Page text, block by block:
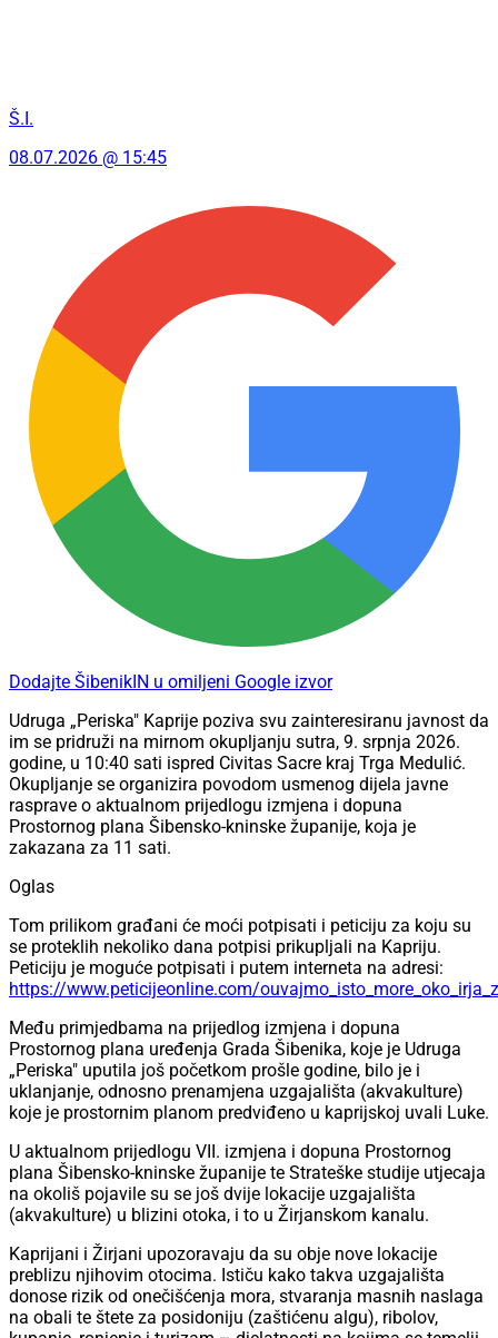
08.07.2026 @ 15:45
Dodajte ŠibenikIN u omiljeni Google izvor
Udruga „Periska" Kaprije poziva svu zainteresiranu javnost da
im se pridruži na mirnom okupljanju sutra, 9. srpnja 2026.
godine, u 10:40 sati ispred Civitas Sacre kraj Trga Medulić.
Okupljanje se organizira povodom usmenog dijela javne
rasprave o aktualnom prijedlogu izmjena i dopuna
Prostornog plana Šibensko-kninske županije, koja je
zakazana za 11 sati.
Oglas
Tom prilikom građani će moći potpisati i peticiju za koju su
se proteklih nekoliko dana potpisi prikupljali na Kapriju.
Peticiju je moguće potpisati i putem interneta na adresi:
https://www.peticijeonline.com/
Među primjedbama na prijedlog izmjena i dopuna
Prostornog plana uređenja Grada Šibenika, koje je Udruga
„Periska" uputila još početkom prošle godine, bilo je i
uklanjanje, odnosno prenamjena uzgajališta (akvakulture)
koje je prostornim planom predviđeno u kaprijskoj uvali Luke.
U aktualnom prijedlogu VII. izmjena i dopuna Prostornog
plana Šibensko-kninske županije te Strateške studije utjecaja
na okoliš pojavile su se još dvije lokacije uzgajališta
(akvakulture) u blizini otoka, i to u Žirjanskom kanalu.
Kaprijani i Žirjani upozoravaju da su obje nove lokacije
preblizu njihovim otocima. Ističu kako takva uzgajališta
donose rizik od onečišćenja mora, stvaranja masnih naslaga
na obali te štete za posidoniju (zaštićenu algu), ribolov,
kupanje, ronjenje i turizam – djelatnosti na kojima se temelji
život na tim otocima.